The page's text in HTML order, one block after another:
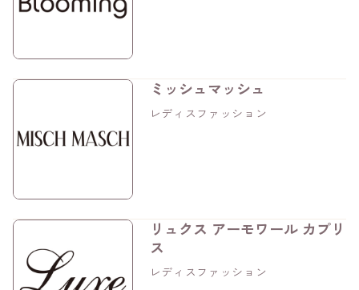
ミッシュマッシュ
レディスファッション
リュクス アーモワール カプリ
ス
レディスファッション